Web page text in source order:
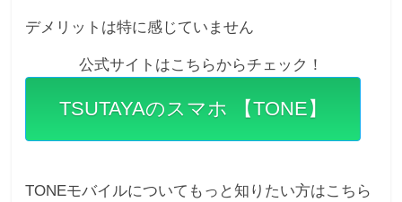
デメリットは特に感じていません
公式サイトはこちらからチェック！
TSUTAYAのスマホ 【TONE】
TONEモバイルについてもっと知りたい方はこちら